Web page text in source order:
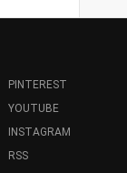
PINTEREST
YOUTUBE
INSTAGRAM
RSS